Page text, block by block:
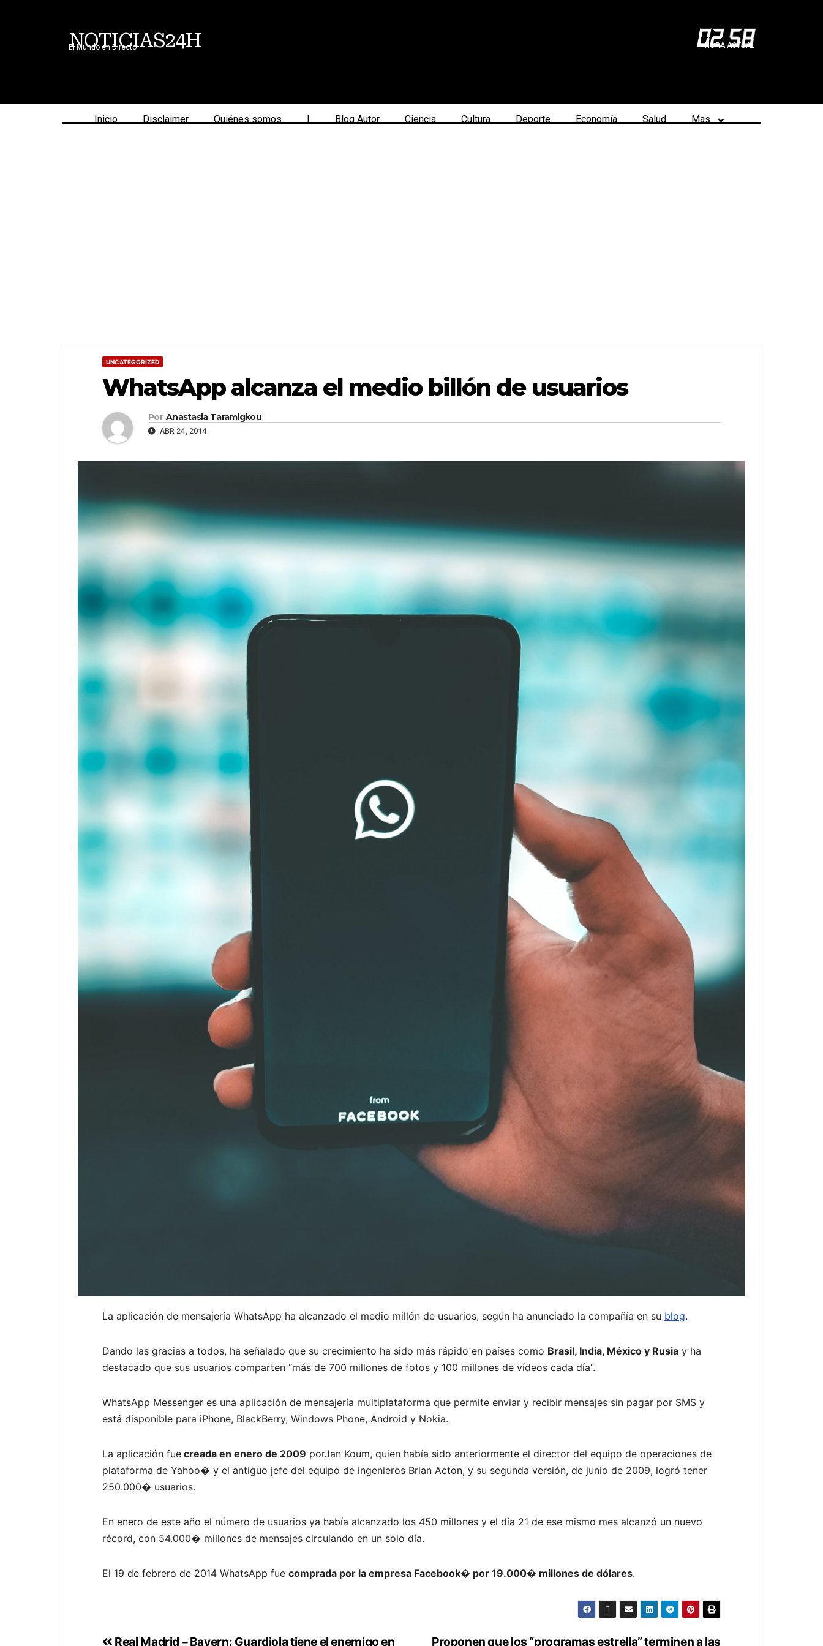
NOTICIAS24H
El Mundo en Directo 02:58
HORA ACTUAL
Inicio Disclaimer Quiénes somos | Blog Autor Ciencia Cultura Deporte Economía Salud Mas
UNCATEGORIZED
WhatsApp alcanza el medio billón de usuarios
Por Anastasia Taramigkou
ABR 24, 2014
La aplicación de mensajería WhatsApp ha alcanzado el medio millón de usuarios, según ha anunciado la compañía en su blog.
Dando las gracias a todos, ha señalado que su crecimiento ha sido más rápido en países como Brasil, India, México y Rusia y ha
destacado que sus usuarios comparten “más de 700 millones de fotos y 100 millones de vídeos cada día”.
WhatsApp Messenger es una aplicación de mensajería multiplataforma que permite enviar y recibir mensajes sin pagar por SMS y
está disponible para iPhone, BlackBerry, Windows Phone, Android y Nokia.
La aplicación fue creada en enero de 2009 porJan Koum, quien había sido anteriormente el director del equipo de operaciones de
plataforma de Yahoo� y el antiguo jefe del equipo de ingenieros Brian Acton, y su segunda versión, de junio de 2009, logró tener
250.000� usuarios.
En enero de este año el número de usuarios ya había alcanzado los 450 millones y el día 21 de ese mismo mes alcanzó un nuevo
récord, con 54.000� millones de mensajes circulando en un solo día.
El 19 de febrero de 2014 WhatsApp fue comprada por la empresa Facebook� por 19.000� millones de dólares.
Proponen que los “programas estrella” terminen a las
Real Madrid – Bayern: Guardiola tiene el enemigo en